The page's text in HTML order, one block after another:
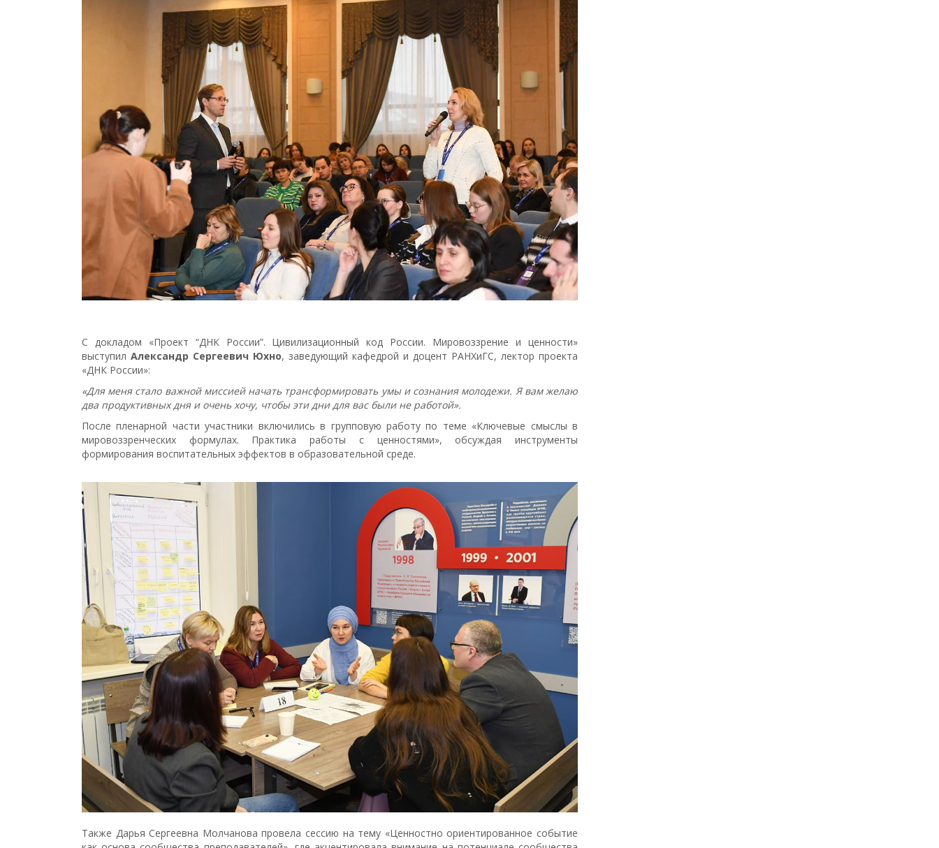
С докладом «Проект “ДНК России”. Цивилизационный код России. Мировоззрение и ценности»
выступил Александр Сергеевич Юхно, заведующий кафедрой и доцент РАНХиГС, лектор проекта
«ДНК России»:
«Для меня стало важной миссией начать трансформировать умы и сознания молодежи. Я вам желаю
два продуктивных дня и очень хочу, чтобы эти дни для вас были не работой».
После пленарной части участники включились в групповую работу по теме «Ключевые смыслы в
мировоззренческих формулах. Практика работы с ценностями», обсуждая инструменты
формирования воспитательных эффектов в образовательной среде.
Также Дарья Сергеевна Молчанова провела сессию на тему «Ценностно ориентированное событие